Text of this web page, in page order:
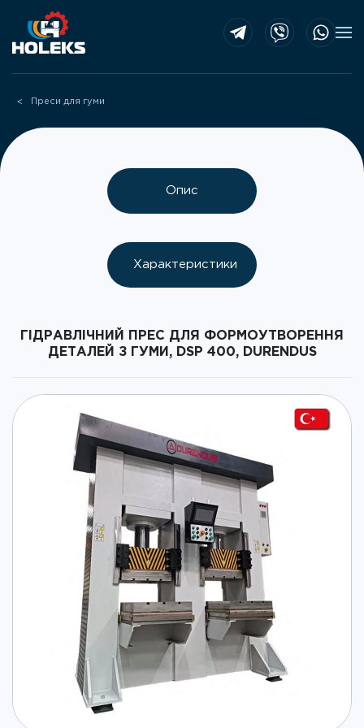
Skip to main content
Преси для гуми
Опис
Характеристики
ГІДРАВЛІЧНИЙ ПРЕС ДЛЯ ФОРМОУТВОРЕННЯ
ДЕТАЛЕЙ З ГУМИ, DSP 400, DURENDUS